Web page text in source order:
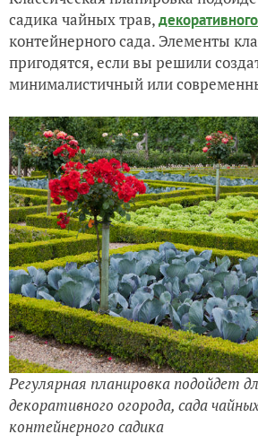
садика чайных трав,
контейнерного сада. Элементы
пригодятся, если вы решили
минималистичный или
Регулярная планировка подойдет
декоративного огорода, сада
контейнерного садика